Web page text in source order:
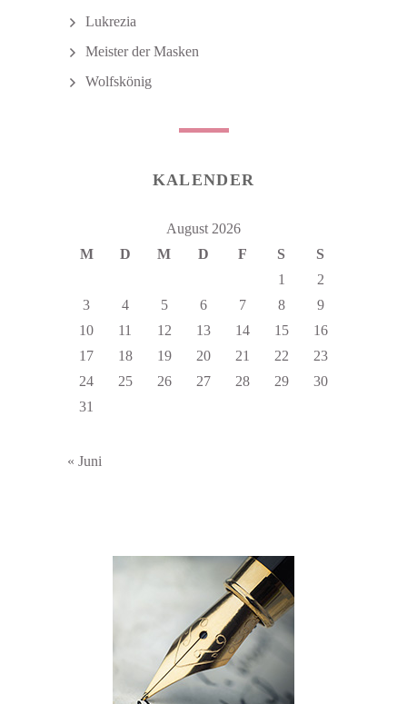
Lukrezia
Meister der Masken
Wolfskönig
KALENDER
August 2026
M
D M D F S
S
1
2
3
4 5 6 7 8
9
10
11 12 13 14 15
16
17
18 19 20 21 22
23
24
25 26 27 28 29
30
31
« Juni